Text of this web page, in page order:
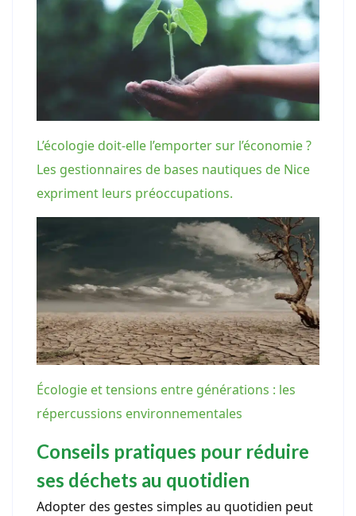
L’écologie doit-elle l’emporter sur l’économie ?
Les gestionnaires de bases nautiques de Nice
expriment leurs préoccupations.
Écologie et tensions entre générations : les
répercussions environnementales
Conseils pratiques pour réduire
ses déchets au quotidien
Adopter des gestes simples au quotidien peut